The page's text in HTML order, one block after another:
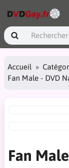
Accueil
Fan Male - DVD
Fan